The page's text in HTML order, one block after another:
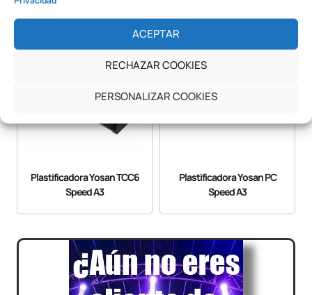
ACEPTAR
RECHAZAR COOKIES
PERSONALIZAR COOKIES
Plastificadora Yosan TCC6
Speed A3
Plastificadora Yosan PC
Speed A3